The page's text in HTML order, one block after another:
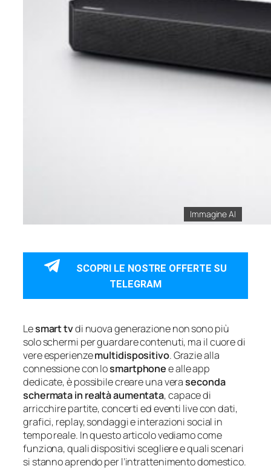
Immagine AI
SCOPRI LE NOSTRE OFFERTE SU
TELEGRAM
Lesmart tvdi nuova generazione non sono più
solo schermi per guardare contenuti, ma il cuore di
vere esperienzemultidispositivo. Grazie alla
connessione con losmartphonee alle app
dedicate, è possibile creare una veraseconda
schermata in realtà aumentata, capace di
arricchire partite, concerti ed eventi live con dati,
grafici, replay, sondaggi e interazioni social in
tempo reale. In questo articolo vediamo come
funziona, quali dispositivi scegliere e quali scenari
si stanno aprendo per l’intrattenimento domestico.